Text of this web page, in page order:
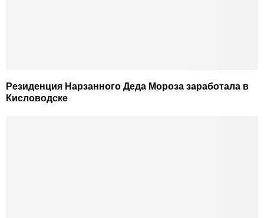
Резиденция Нарзанного Деда Мороза заработала в
Кисловодске